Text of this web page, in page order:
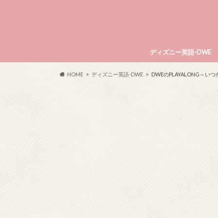
ディズニー英語-DWE
HOME ディズニー英語-DWE DWEのPLAYALONG～い